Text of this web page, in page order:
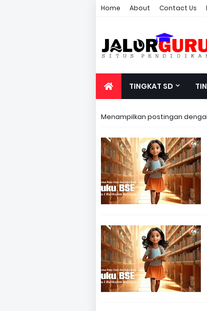
Home About Contact Us
TINGKAT SD
Menampilkan postingan